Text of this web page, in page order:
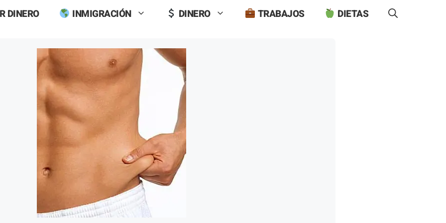
DINERO INMIGRACIÓN DINERO TRABAJOS DIETAS